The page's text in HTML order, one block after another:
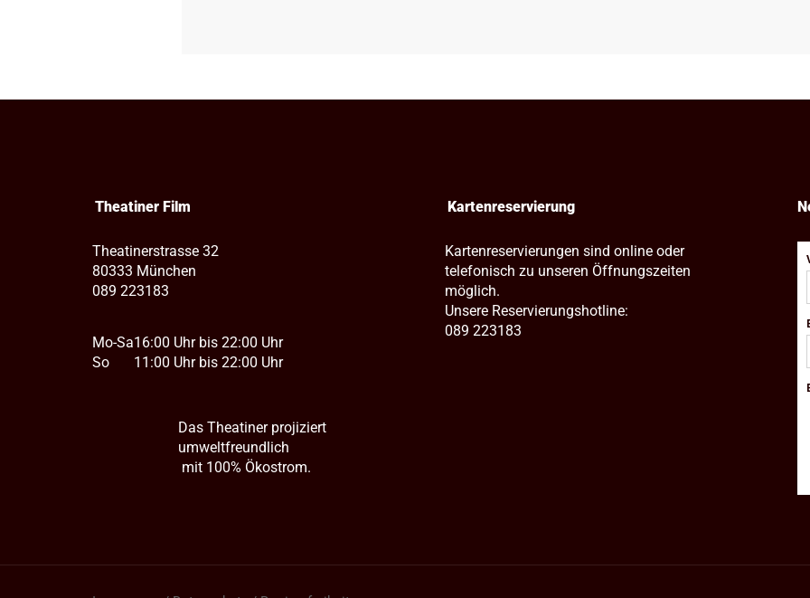
Theatiner Film
Theatinerstrasse 32
80333 München
089 223183
Mo-Sa
So
16:00 Uhr bis 22:00 Uhr
11:00 Uhr bis 22:00 Uhr
Das Theatiner projiziert
umweltfreundlich
mit 100% Ökostrom.
Kartenreservierung
Kartenreservierungen sind online oder
telefonisch zu unseren Öffnungszeiten
möglich.
Unsere Reservierungshotline:
089 223183